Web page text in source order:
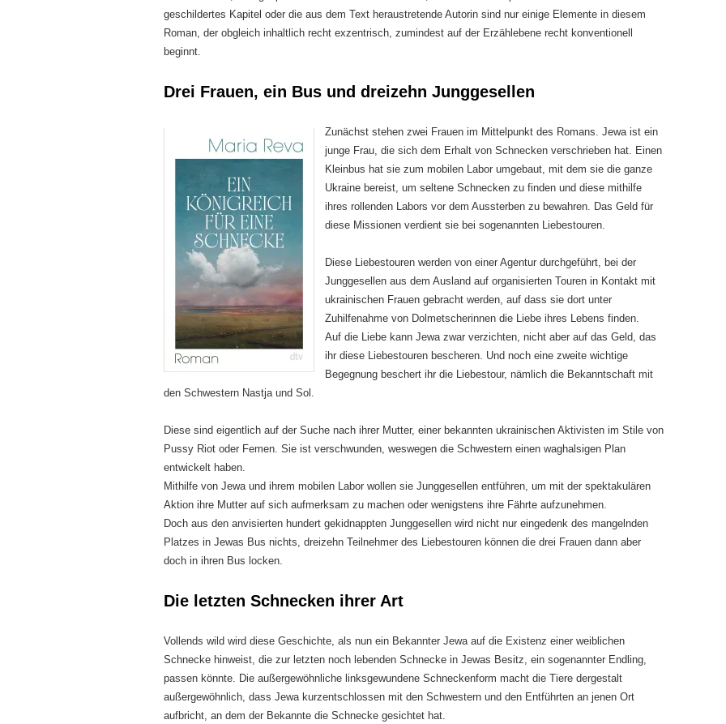
geschildertes Kapitel oder die aus dem Text heraustretende Autorin sind nur einige Elemente in diesem
Roman, der obgleich inhaltlich recht exzentrisch, zumindest auf der Erzählebene recht konventionell
beginnt.
Drei Frauen, ein Bus und dreizehn Junggesellen
Zunächst stehen zwei Frauen im Mittelpunkt des Romans. Jewa ist ein
junge Frau, die sich dem Erhalt von Schnecken verschrieben hat. Einen
Kleinbus hat sie zum mobilen Labor umgebaut, mit dem sie die ganze
Ukraine bereist, um seltene Schnecken zu finden und diese mithilfe
ihres rollenden Labors vor dem Aussterben zu bewahren. Das Geld für
diese Missionen verdient sie bei sogenannten Liebestouren.
Diese Liebestouren werden von einer Agentur durchgeführt, bei der
Junggesellen aus dem Ausland auf organisierten Touren in Kontakt mit
ukrainischen Frauen gebracht werden, auf dass sie dort unter
Zuhilfenahme von Dolmetscherinnen die Liebe ihres Lebens finden.
Auf die Liebe kann Jewa zwar verzichten, nicht aber auf das Geld, das
ihr diese Liebestouren bescheren. Und noch eine zweite wichtige
Begegnung beschert ihr die Liebestour, nämlich die Bekanntschaft mit
den Schwestern Nastja und Sol.
Diese sind eigentlich auf der Suche nach ihrer Mutter, einer bekannten ukrainischen Aktivisten im Stile von
Pussy Riot oder Femen. Sie ist verschwunden, weswegen die Schwestern einen waghalsigen Plan
entwickelt haben.
Mithilfe von Jewa und ihrem mobilen Labor wollen sie Junggesellen entführen, um mit der spektakulären
Aktion ihre Mutter auf sich aufmerksam zu machen oder wenigstens ihre Fährte aufzunehmen.
Doch aus den anvisierten hundert gekidnappten Junggesellen wird nicht nur eingedenk des mangelnden
Platzes in Jewas Bus nichts, dreizehn Teilnehmer des Liebestouren können die drei Frauen dann aber
doch in ihren Bus locken.
Die letzten Schnecken ihrer Art
Vollends wild wird diese Geschichte, als nun ein Bekannter Jewa auf die Existenz einer weiblichen
Schnecke hinweist, die zur letzten noch lebenden Schnecke in Jewas Besitz, ein sogenannter Endling,
passen könnte. Die außergewöhnliche linksgewundene Schneckenform macht die Tiere dergestalt
außergewöhnlich, dass Jewa kurzentschlossen mit den Schwestern und den Entführten an jenen Ort
aufbricht, an dem der Bekannte die Schnecke gesichtet hat.